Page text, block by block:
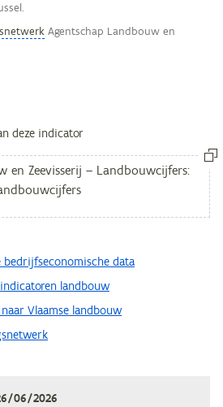
Agentschap Landbouw en
deze indicator
bedrijfseconomische data
landbouw
Vlaamse landbouw
06/2026